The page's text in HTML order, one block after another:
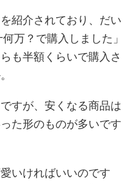
紹介されており、だい
万？で購入しました」
も半額くらいで購入さ
すが、安くなる商品は
た形のものが多いです
いければいいのです